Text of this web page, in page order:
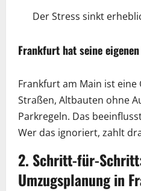
Der Stress sinkt
Frankfurt hat seine
Frankfurt am Main ist
Straßen, Altbauten ohne
Parkregeln. Das
Wer das ignoriert, zahlt
2. Schritt-für-
Umzugsplanung in